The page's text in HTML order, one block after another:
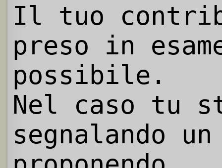
Il tuo
preso in
possibile.
Nel caso tu
segnalando